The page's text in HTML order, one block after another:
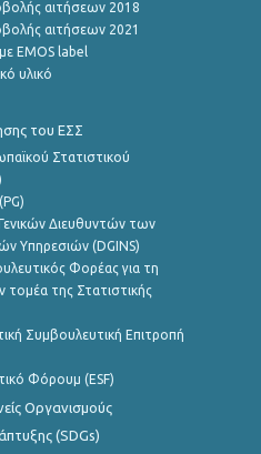
αιτήσεων 2018
αιτήσεων 2021
EMOS label
υλικό
του ΕΣΣ
Στατιστικού
Διευθυντών των
Υπηρεσιών (DGINS)
Φορέας για τη
τομέα της Στατιστικής
Συμβουλευτική Επιτροπή
Φόρουμ (ESF)
Οργανισμούς
(SDGs)